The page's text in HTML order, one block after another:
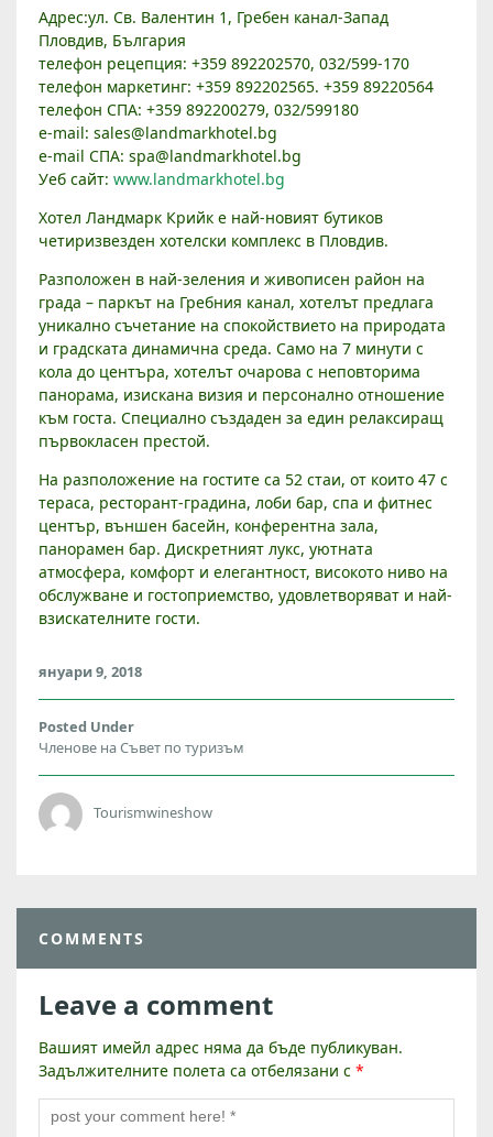
„
Л
А
Н
Д
М
А
Р
К
К
Р
И
Й
К
“
–
Х
О
Т
Е
Л
Адрес:ул. Св. Валентин 1, Гребен канал-Запад
Пловдив, България
телефон рецепция: +359 892202570, 032/599-170
телефон маркетинг: +359 892202565. +359 89220564
телефон СПА: +359 892200279, 032/599180
e-mail: sales@landmarkhotel.bg
e-mail СПА: spa@landmarkhotel.bg
Уеб сайт: www.landmarkhotel.bg
Хотел Ландмарк Крийк е най-новият бутиков
четиризвезден хотелски комплекс в Пловдив.
Разположен в най-зеления и живописен район на
града – паркът на Гребния канал, хотелът предлага
уникално съчетание на спокойствието на природата
и градската динамична среда. Само на 7 минути с
кола до центъра, хотелът очарова с неповторима
панорама, изискана визия и персонално отношение
към госта. Специално създаден за един релаксиращ
първокласен престой.
На разположение на гостите са 52 стаи, от които 47 с
тераса, ресторант-градина, лоби бар, спа и фитнес
център, външен басейн, конферентна зала,
панорамен бар. Дискретният лукс, уютната
атмосфера, комфорт и елегантност, високото ниво на
обслужване и гостоприемство, удовлетворяват и най-
взискателните гости.
януари 9, 2018
Posted Under
Членове на Съвет по туризъм
Tourismwineshow
COMMENTS
Leave a comment
Вашият имейл адрес няма да бъде публикуван.
Задължителните полета са отбелязани с *